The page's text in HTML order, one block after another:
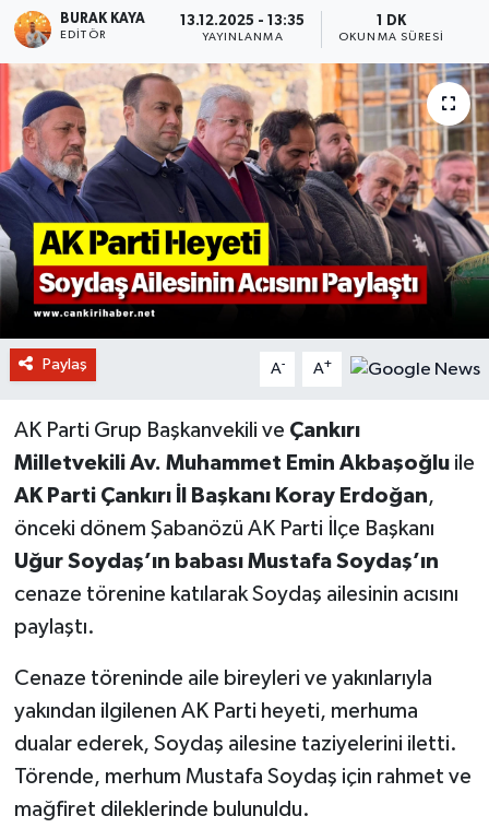
BURAK KAYA
EDITÖR
13.12.2025 - 13:35
YAYINLANMA
1 DK
OKUNMA SÜRESI
Paylaş A- A+
AK Parti Grup Başkanvekili ve Çankırı
Milletvekili Av. Muhammet Emin Akbaşoğluile
AK Parti Çankırı İl Başkanı Koray Erdoğan,
önceki dönem Şabanözü AK Parti İlçe Başkanı
Uğur Soydaş’ın babası Mustafa Soydaş’ın
cenaze törenine katılarak Soydaş ailesinin acısını
paylaştı.
Cenaze töreninde aile bireyleri ve yakınlarıyla
yakından ilgilenen AK Parti heyeti, merhuma
dualar ederek, Soydaş ailesine taziyelerini iletti.
Törende, merhum Mustafa Soydaş için rahmet ve
mağfiret dileklerinde bulunuldu.